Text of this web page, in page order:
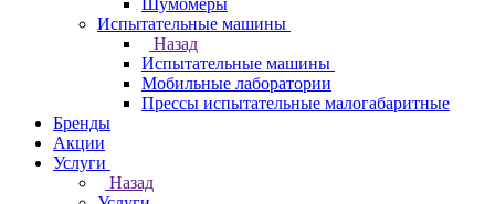
Шумомеры
Испытательные машины
Назад
Испытательные машины
Мобильные лаборатории
Прессы испытательные малогабаритные
Бренды
Акции
Услуги
Назад